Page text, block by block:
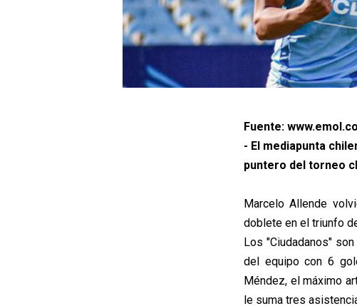
Fuente:
- El mediapunta
puntero del torneo
Marcelo Allende
doblete en el triunfo
Los "Ciudadanos"
del equipo con 6
Méndez, el máximo
le suma tres